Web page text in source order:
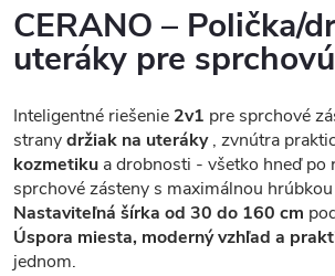
CERANO – Polička/
uteráky pre
Inteligentné riešenie 2v1 pre sprchové
stranydržiak na uteráky, zvnútra
kozmetiku a drobnosti - všetko hneď po
sprchové zásteny s maximálnou
Nastaviteľná šírka od 30 do 160 cm
Úspora miesta, moderný vzhľad a
jednom.